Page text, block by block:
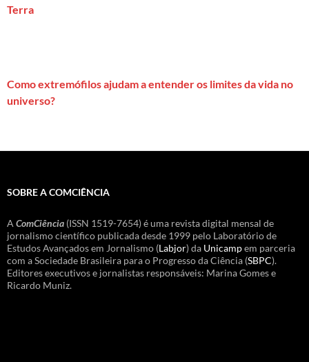
Terra
Como extremófilos ajudam a entender os limites da vida no
universo?
SOBRE A COMCIÊNCIA
A ComCiência (ISSN 1519-7654) é uma revista digital mensal de
jornalismo científico publicada desde 1999 pelo Laboratório de
Estudos Avançados em Jornalismo (Labjor) da Unicampem parceria
com a Sociedade Brasileira para o Progresso da Ciência (SBPC).
Editores executivos e jornalistas responsáveis: Marina Gomes e
Ricardo Muniz.